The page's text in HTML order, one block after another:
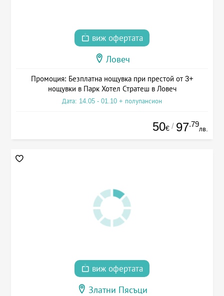
виж офертата
Ловеч
Промоция: Безплатна нощувка при престой от 3+
нощувки в Парк Хотел Стратеш в Ловеч
Дата: 14.05 - 01.10 + полупансион
50€ / 97.79
лв.
виж офертата
Златни Пясъци